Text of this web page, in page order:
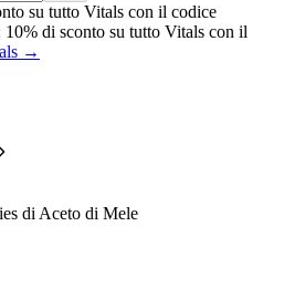
su tutto Vitals con il codice
10% di sconto su tutto Vitals con il
→
di Aceto di Mele